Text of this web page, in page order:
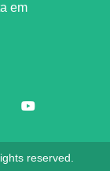
em
reserved.